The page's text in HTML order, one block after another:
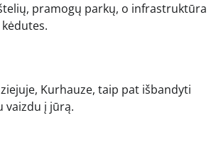
pramogų parkų, o infrastruktūra
Kurhauze, taip pat išbandyti
vaizdu į jūrą.